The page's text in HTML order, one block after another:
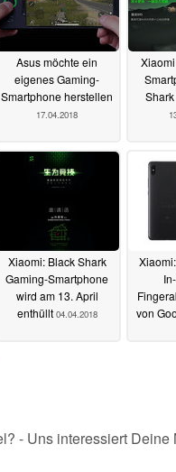
Asus möchte ein
eigenes Gaming-
Smartphone herstellen
17.04.2018
Xiaomi: Black Shark
Gaming-Smartphone
wird am 13. April
enthüllt 04.04.2018
von
- Uns interessiert Deine